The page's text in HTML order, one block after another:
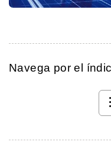
Navega por el